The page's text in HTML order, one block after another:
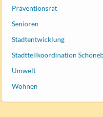
Präventionsrat
Senioren
Stadtentwicklung
Stadtteilkoordination
Umwelt
Wohnen